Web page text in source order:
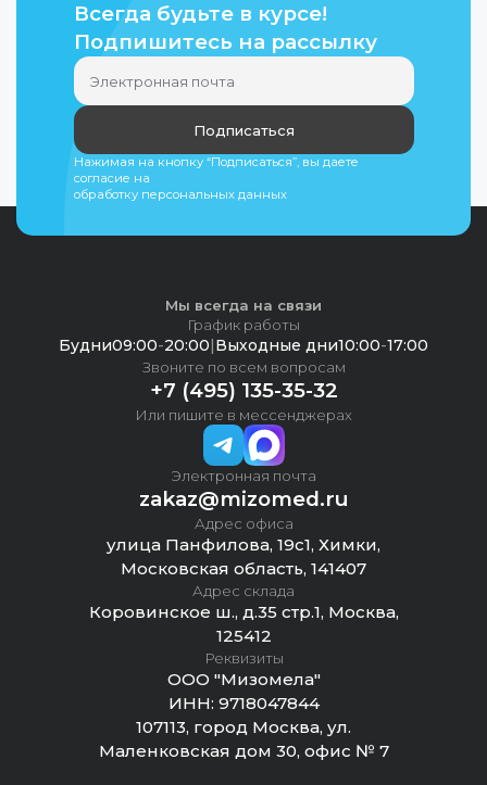
Всегда будьте в курсе!
Подпишитесь на рассылку
Подписаться
Нажимая на кнопку “Подписаться”, вы даете
согласие на
обработку персональных данных
Мы всегда на связи
График работы
Будни09:00-20:00 Выходные дни10:00-17:00
Звоните по всем вопросам
+7 (495) 135-35-32
Или пишите в мессенджерах
Электронная почта
zakaz@mizomed.ru
Адрес офиса
улица Панфилова, 19с1, Химки,
Московская область, 141407
Адрес склада
Коровинское ш., д.35 стр.1, Москва,
125412
Реквизиты
ООО "Мизомела"
ИНН: 9718047844
107113, город Москва, ул.
Маленковская дом 30, офис № 7